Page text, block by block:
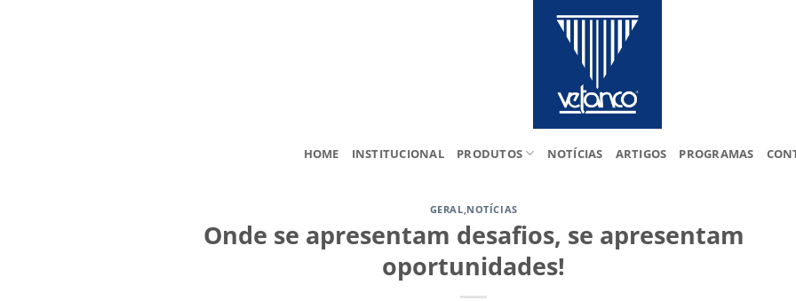
HOME INSTITUCIONAL PRODUTOS NOTÍCIAS ARTIGOS PROGRAMAS
GERAL,NOTÍCIAS
Onde se apresentam desafios, se apresentam
oportunidades!